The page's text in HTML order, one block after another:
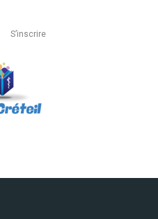
S’inscrire